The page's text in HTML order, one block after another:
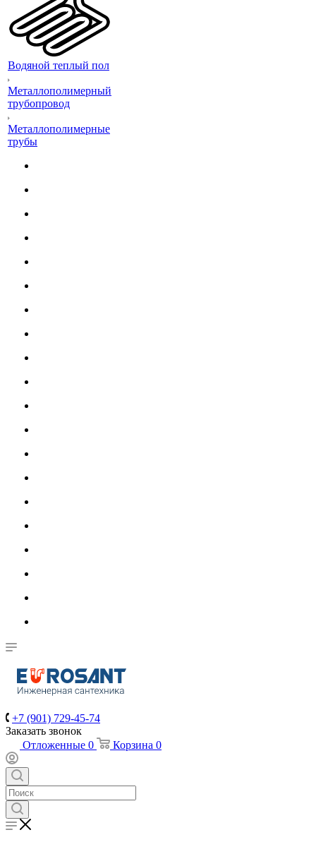
Водяной теплый пол
Металлополимерный
трубопровод
Металлополимерные
трубы
+7 (901) 729-45-74
Заказать звонок
Отложенные 0 Корзина 0